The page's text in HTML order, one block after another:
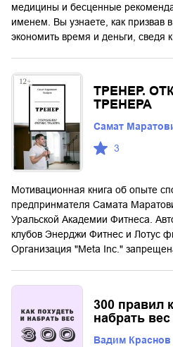
медицины и бесценные
именем. Вы узнаете, как призвав
экономить время и деньги, сведя
ТРЕНЕР.
ТРЕНЕРА
Самат
3
Мотивационная книга об опыте
предпринмателя Самата
Уральской Академии Фитнеса.
клубов Энерджи Фитнес и Лотус
Организация "Meta Inc."
300 правил
набрать вес
Вадим Краснов